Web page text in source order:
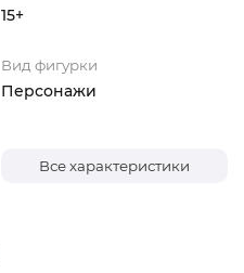
15+
Вид фигурки
Персонажи
Все характеристики